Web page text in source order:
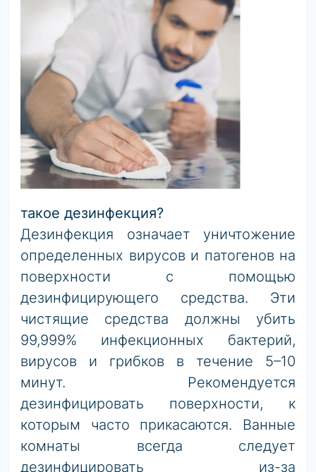
такое дезинфекция?
Дезинфекция означает уничтожение
определенных вирусов и патогенов на
поверхности с помощью
дезинфицирующего средства. Эти
чистящие средства должны убить
99,999% инфекционных бактерий,
вирусов и грибков в течение 5–10
минут. Рекомендуется
дезинфицировать поверхности, к
которым часто прикасаются. Ванные
комнаты всегда следует
дезинфицировать из-за